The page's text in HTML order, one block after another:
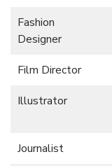
Fashion
Designer
Film Director
Illustrator
Journalist